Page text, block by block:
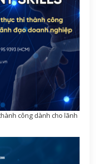
công dành cho lãnh